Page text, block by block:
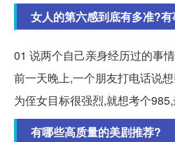
女人的第六感到底有多准?
01 说两个自己亲身经历过的事
前一天晚上,一个朋友打电话说
为侄女目标很强烈,就想考个985,
有哪些高质量的美剧推荐?